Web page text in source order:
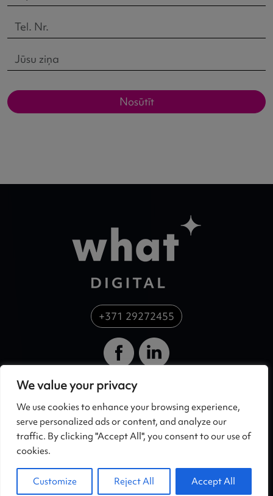
We value your privacy
We use cookies to enhance your browsing experience,
serve personalized ads or content, and analyze our
traffic. By clicking "Accept All", you consent to our use of
cookies.
Customize Reject All Accept All
Nosūtīt
+371 29272455
SIA What Ads
Skanstes 54, Rīga,
LV-1013, Latvija
+371 29272455
Hello@whatdigital.e
Privātuma politika
https://whatdigital.eu/lv/p
rivatuma-politika/
©2026 WhatDigital